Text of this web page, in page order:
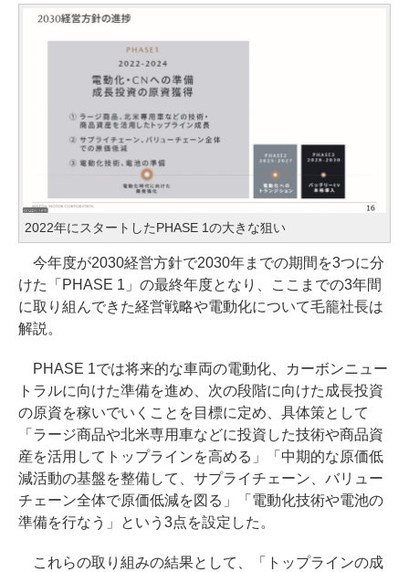
2022年にスタートしたPHASE 1の大きな狙い
今年度が2030経営方針で2030年までの期間を3つに分
けた「PHASE 1」の最終年度となり、ここまでの3年間
に取り組んできた経営戦略や電動化について毛籠社長は
解説。
PHASE 1では将来的な車両の電動化、カーボンニュー
トラルに向けた準備を進め、次の段階に向けた成長投資
の原資を稼いでいくことを目標に定め、具体策として
「ラージ商品や北米専用車などに投資した技術や商品資
産を活用してトップラインを高める」「中期的な原価低
減活動の基盤を整備して、サプライチェーン、バリュー
チェーン全体で原価低減を図る」「電動化技術や電池の
準備を行なう」という3点を設定した。
これらの取り組みの結果として、「トップラインの成